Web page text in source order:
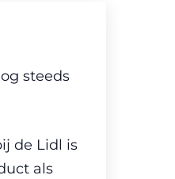
steeds
de Lidl is
als